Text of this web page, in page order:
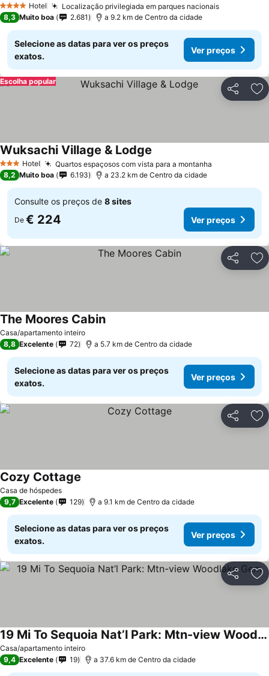
4 EstrelasHotel Localização privilegiada em parques nacionaisVer preços
8,3 Muito boa 2.681 a 9.2 km de Centro da cidade
Selecione as datas para ver os preços
exatos.
Ver preços
Partilhar
Escolha popular
3 EstrelasHotel Quartos espaçosos com vista para a montanha
Wuksachi Village & Lodge
8,2 Muito boa 6.193 a 23.2 km de Centro da cidade
Consulte os preços de 8 sites
De € 224 Ver preços
Partilhar
Casa/apartamento inteiro
The Moores CabinVer preços
8,8 Excelente 72 a 5.7 km de Centro da cidade
Selecione as datas para ver os preços
exatos.
Ver preços
Partilhar
Casa de hóspedes
Cozy Cottage
9,7 Excelente 129 a 9.1 km de Centro da cidade
Selecione as datas para ver os preços
exatos.
Ver preços
Partilhar
Casa/apartamento inteiro
19 Mi To Sequoia Nat’l Park: Mtn-view Woodlake Gem
Ver preços
9,4 Excelente 19 a 37.6 km de Centro da cidade